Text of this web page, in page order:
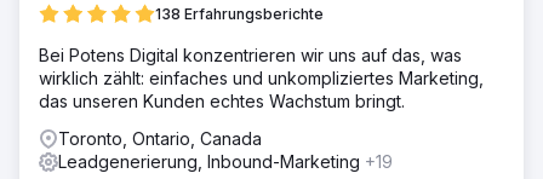
138 Erfahrungsberichte
Bei Potens Digital konzentrieren wir uns auf das, was
wirklich zählt: einfaches und unkompliziertes Marketing,
das unseren Kunden echtes Wachstum bringt.
Toronto, Ontario, Canada
Leadgenerierung, Inbound-Marketing +19